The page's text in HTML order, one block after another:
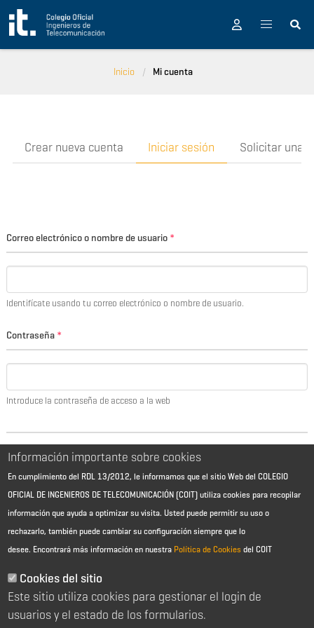
Pasar al contenido principal
Inicio Mi cuenta
Crear nueva cuenta Iniciar sesión Solicitar una
Correo electrónico o nombre de usuario *
Identifícate usando tu correo electrónico o nombre de usuario.
Contraseña *
Introduce la contraseña de acceso a la web
Aviso Legal - Información general
Política de cookies
Política de reembolso
Sitemap
Información importante sobre cookies
En cumplimiento del RDL 13/2012, le informamos que el sitio Web del COLEGIO
OFICIAL DE INGENIEROS DE TELECOMUNICACIÓN (COIT) utiliza cookies para recopilar
información que ayuda a optimizar su visita. Usted puede permitir su uso o
rechazarlo, también puede cambiar su configuración siempre que lo
desee. Encontrará más información en nuestra Política de Cookies del COIT
Cookies del sitio
Este sitio utiliza cookies para gestionar el login de
usuarios y el estado de los formularios.